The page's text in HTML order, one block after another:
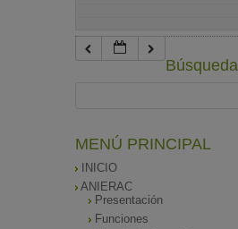
Búsqueda
MENÚ PRINCIPAL
INICIO
ANIERAC
Presentación
Funciones